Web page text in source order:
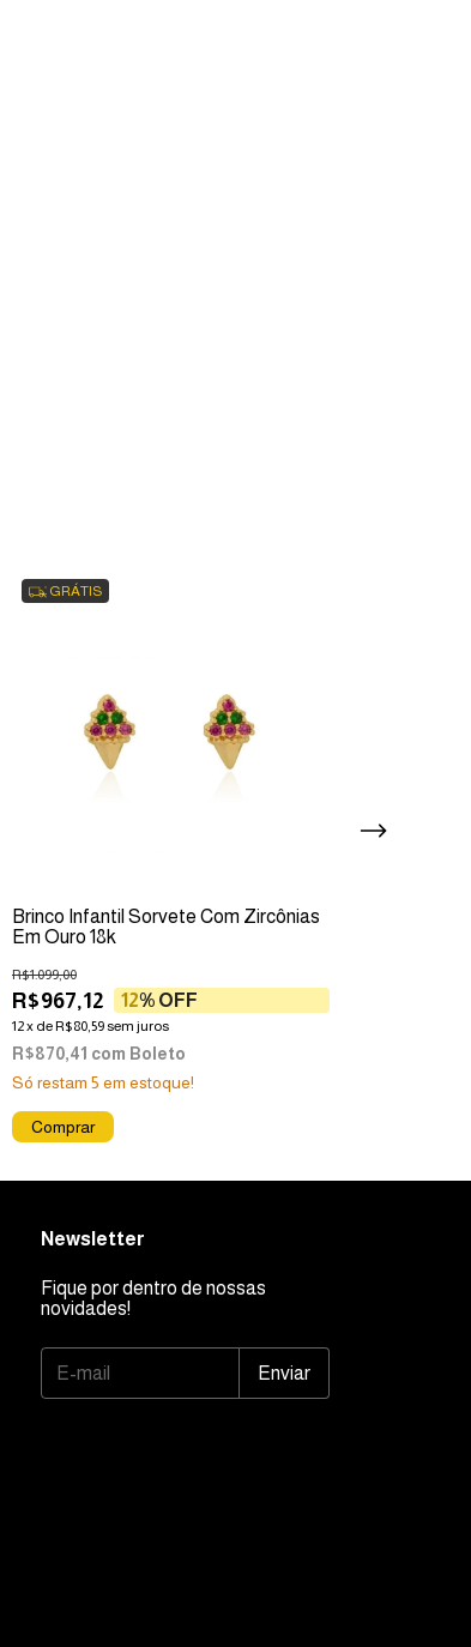
GRÁTIS
Brinco Infantil Sorvete Com Zircônias
Em Ouro 18k
R$967,12
R$1.099,00
12% OFF
12x deR$80,59sem juros
R$870,41 com Boleto
Só restam 5 em estoque!
Newsletter
Fique por dentro de nossas
novidades!